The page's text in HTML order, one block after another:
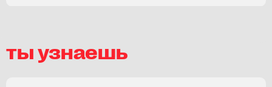
ты узнаешь